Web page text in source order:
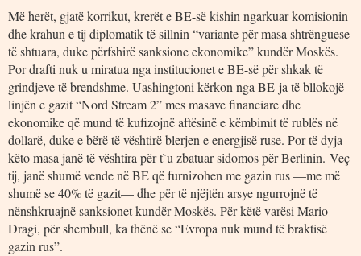
Më herët, gjatë korrikut, krerët e BE-së kishin ngarkuar komisionin
dhe krahun e tij diplomatik të sillnin “variante për masa shtrënguese
të shtuara, duke përfshirë sanksione ekonomike” kundër Moskës.
Por drafti nuk u miratua nga institucionet e BE-së për shkak të
grindjeve të brendshme. Uashingtoni kërkon nga BE-ja të bllokojë
linjën e gazit “Nord Stream 2” mes masave financiare dhe
ekonomike që mund të kufizojnë aftësinë e këmbimit të rublës në
dollarë, duke e bërë të vështirë blerjen e energjisë ruse. Por të dyja
këto masa janë të vështira për t`u zbatuar sidomos për Berlinin. Veç
tij, janë shumë vende në BE që furnizohen me gazin rus —me më
shumë se 40% të gazit— dhe për të njëjtën arsye ngurrojnë të
nënshkruajnë sanksionet kundër Moskës. Për këtë varësi Mario
Dragi, për shembull, ka thënë se “Evropa nuk mund të braktisë
gazin rus”.